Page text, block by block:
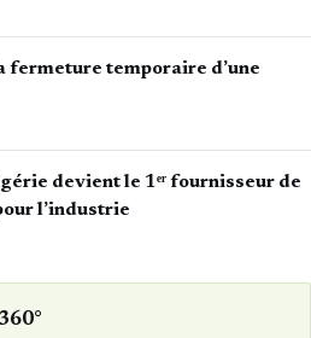
fermeture temporaire d’une
devient le 1ᵉʳ fournisseur de
l’industrie